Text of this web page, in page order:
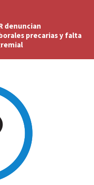
denuncian
precarias y falta